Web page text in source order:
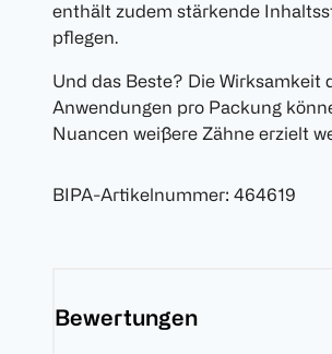
enthält zudem stärkende
pflegen.
Und das Beste? Die
Anwendungen pro Packung
Nuancen weißere Zähne erzielt
BIPA-Artikelnummer: 464619
Bewertungen